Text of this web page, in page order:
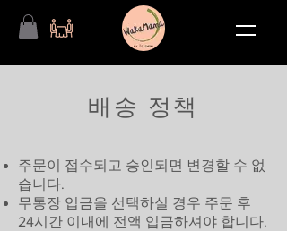
배송 정책
주문이 접수되고 승인되면 변경할 수 없
습니다.
무통장 입금을 선택하실 경우 주문 후
24시간 이내에 전액 입금하셔야 합니다.